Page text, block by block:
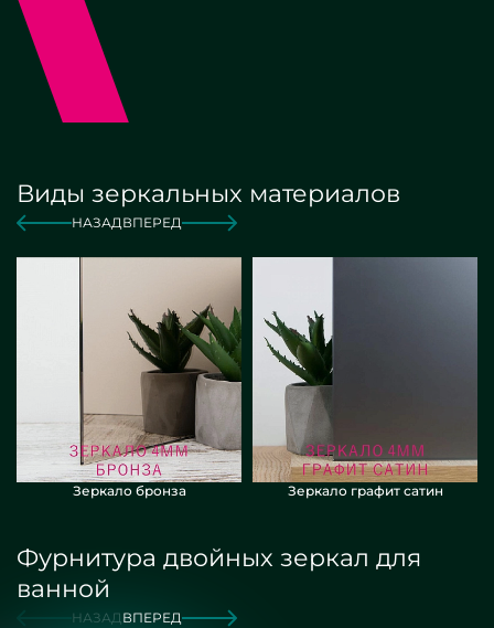
от 6 000 руб./м2 Заказать
Виды зеркальных материалов
НАЗАДВПЕРЕД
Зеркало бронза Зеркало графит сатин
Фурнитура двойных зеркал для
ванной
НАЗАДВПЕРЕД